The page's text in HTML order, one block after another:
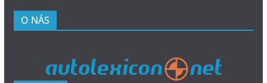
O NÁS